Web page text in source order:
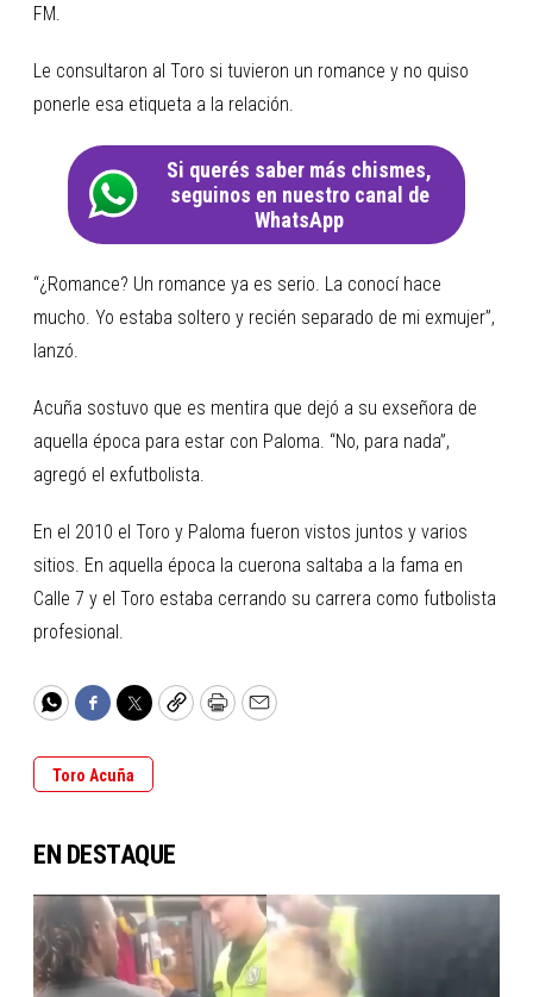
FM.
Le consultaron al Toro si tuvieron un romance y no quiso
ponerle esa etiqueta a la relación.
Si querés saber más chismes,
seguinos en nuestro canal de
WhatsApp
“¿Romance? Un romance ya es serio. La conocí hace
mucho. Yo estaba soltero y recién separado de mi exmujer”,
lanzó.
Acuña sostuvo que es mentira que dejó a su exseñora de
aquella época para estar con Paloma. “No, para nada”,
agregó el exfutbolista.
En el 2010 el Toro y Paloma fueron vistos juntos y varios
sitios. En aquella época la cuerona saltaba a la fama en
Calle 7 y el Toro estaba cerrando su carrera como futbolista
profesional.
WhatsApp
Facebook
TwitterCopyPrintEmail
Toro Acuña
EN DESTAQUE